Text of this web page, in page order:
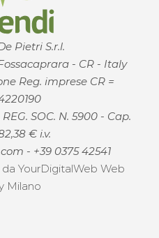
Pietri S.r.l.
- CR - Italy
Reg. imprese CR =
SOC. N. 5900 - Cap.
€ i.v.
- +39 0375 42541
YourDigitalWeb Web
Milano